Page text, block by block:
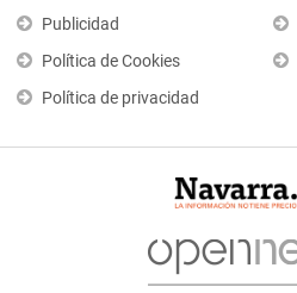
Publicidad
Política de Cookies
Política de privacidad